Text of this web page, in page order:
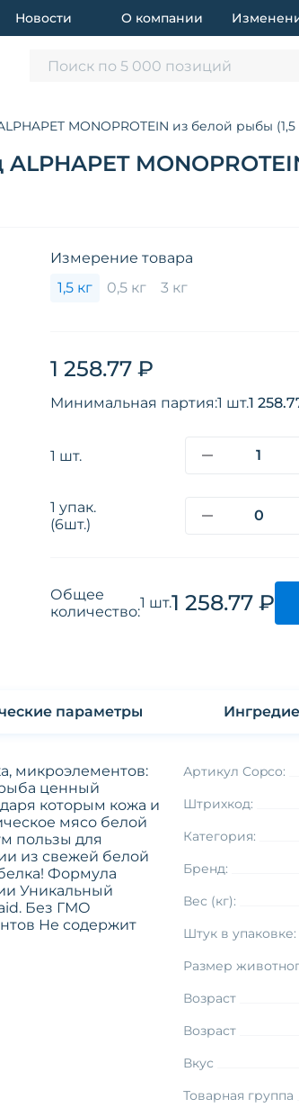
Новости О компании
Поиск по 5 000 позиций
MONOPROTEIN из белой рыбы (1,5
Измерение товара
1,5 кг
0,5 кг 3 кг
1 258.77 ₽
Минимальная партия:1 шт.1
1 шт.
1 упак.
(6шт.)
Общее
количество:1 шт.1 258.77 ₽
Физико-химические параметры
микроэлементов:
рыба ценный
которым кожа и
мясо белой
пользы для
из свежей белой
Формула
Уникальный
Без ГМО
Не содержит
Артикул Copco:
Штрихкод:
Категория:
Бренд:
Вес (кг):
Штук в упаковке:
Размер
Возраст
Возраст
Вкус
Товарная группа